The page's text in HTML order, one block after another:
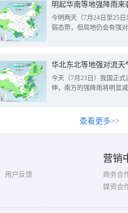
明起华南等地强降雨
今明两天（7月24日至25
弱态势，但局地仍会有强
华北东北等地强对流天
今天（7月23日）我国正
伸，南方的强降雨将明显
查看更多>>
用户反馈
营销
商务合
媒资合